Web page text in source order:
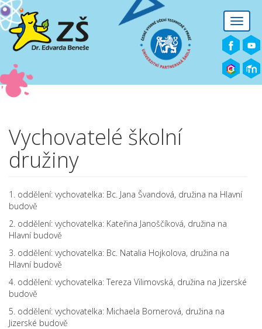
Přejít k hlavnímu obsahu
Toggle
Vychovatelé školní
družiny
1. oddělení: vychovatelka: Bc. Jana Švandová, družina na Hlavní
budově
2. oddělení: vychovatelka: Kateřina Janoščíková, družina na
Hlavní budově
3. oddělení: vychovatelka: Bc. Natalia Hojkolova, družina na
Hlavní budově
4. oddělení: vychovatelka: Tereza Vilimovská, družina na Jizerské
budově
5. oddělení: vychovatelka: Michaela Bornerová, družina na
Jizerské budově